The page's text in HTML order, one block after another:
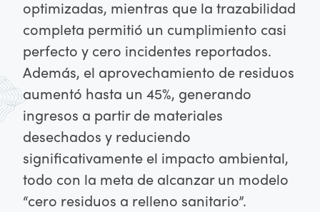
optimizadas, mientras que la trazabilidad
completa permitió un cumplimiento casi
perfecto y cero incidentes reportados.
Además, el aprovechamiento de residuos
aumentó hasta un 45%, generando
ingresos a partir de materiales
desechados y reduciendo
significativamente el impacto ambiental,
todo con la meta de alcanzar un modelo
“cero residuos a relleno sanitario”.